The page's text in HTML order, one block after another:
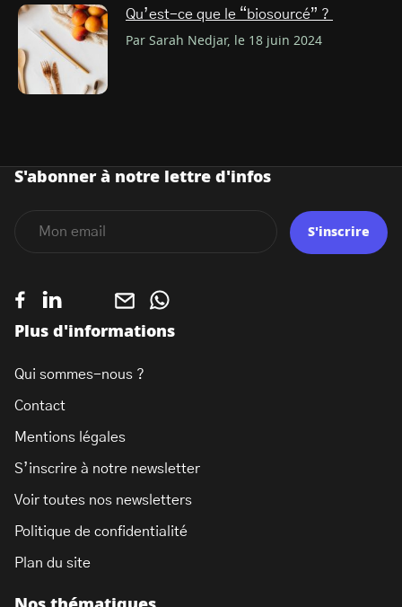
Qu’est-ce que le “biosourcé” ?
Par Sarah Nedjar, le 18 juin 2024
Plus d'informations
Qui sommes-nous ?
Contact
Mentions légales
S’inscrire à notre newsletter
Voir toutes nos newsletters
Politique de confidentialité
Plan du site
S'abonner à notre lettre d'infos
S'inscrire